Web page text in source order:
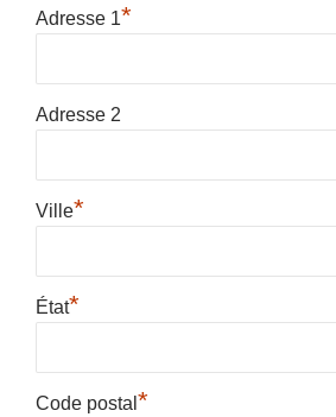
Adresse 1*
Adresse 2
Ville*
État*
Code postal *